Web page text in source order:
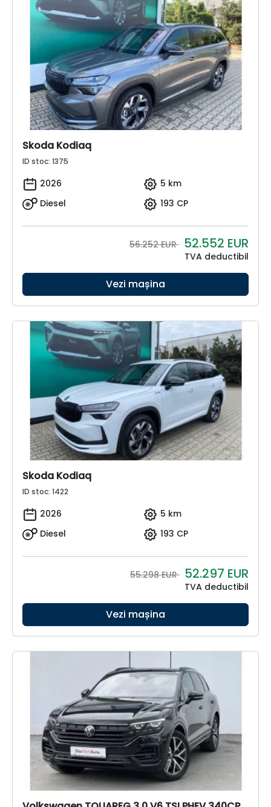
Skoda Kodiaq
ID stoc: 1375
2026
5 km
Diesel
193 CP
56.252 EUR 52.552 EUR
TVA deductibil
Vezi mașina
Skoda Kodiaq
ID stoc: 1422
2026
5 km
Diesel
193 CP
55.298 EUR 52.297 EUR
TVA deductibil
Vezi mașina